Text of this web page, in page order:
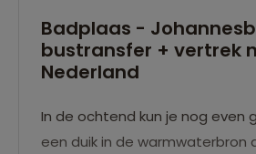
Badplaas -
bustransfer + vertrek
Nederland
In de ochtend kun je nog even
een duik in de warmwaterbron